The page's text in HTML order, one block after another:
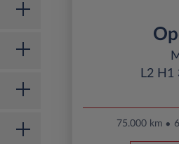
L2 H1
75.000 km